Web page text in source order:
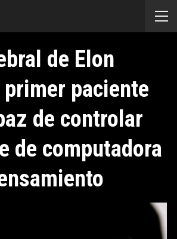
de Elon
paciente
de controlar
de computadora